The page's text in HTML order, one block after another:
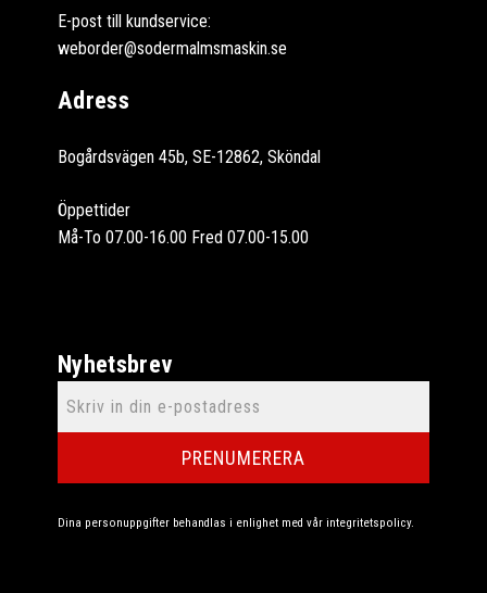
E-post till kundservice:
weborder@sodermalmsmaskin.se
Adress
Bogårdsvägen 45b, SE-12862, Sköndal
Öppettider
Må-To 07.00-16.00 Fred 07.00-15.00
Nyhetsbrev
PRENUMERERA
Dina personuppgifter behandlas i enlighet med vår integritetspolicy.